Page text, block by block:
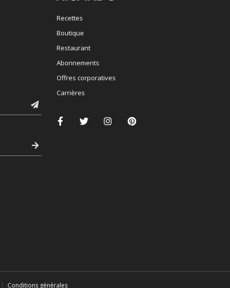
Recettes
Boutique
Restaurant
Abonnements
Offres corporatives
Carrières
Conditions générales